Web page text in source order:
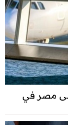
مصر في